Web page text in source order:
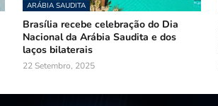
ARÁBIA SAUDITA
Brasília recebe celebração do Dia
Nacional da Arábia Saudita e dos
laços bilaterais
22 Setembro, 2025